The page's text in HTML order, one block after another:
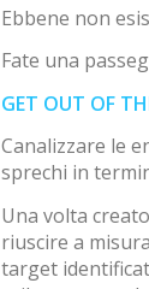
Ebbene non
Fate una
GET OUT OF
Canalizzare le
sprechi in
Una volta
riuscire a
target